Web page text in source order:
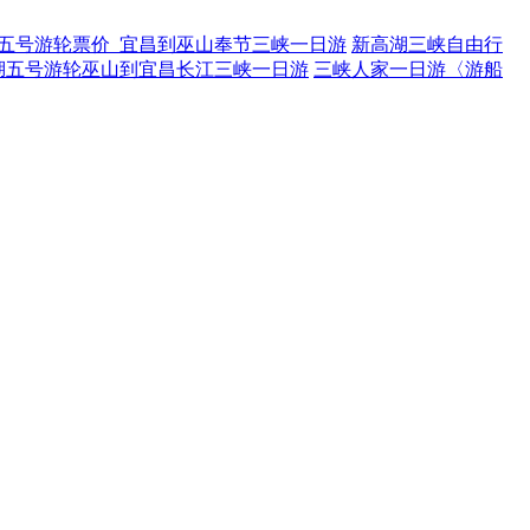
号游轮票价_宜昌到巫山奉节三峡一日游 新高湖三峡自由行
号游轮巫山到宜昌长江三峡一日游 三峡人家一日游〈游船